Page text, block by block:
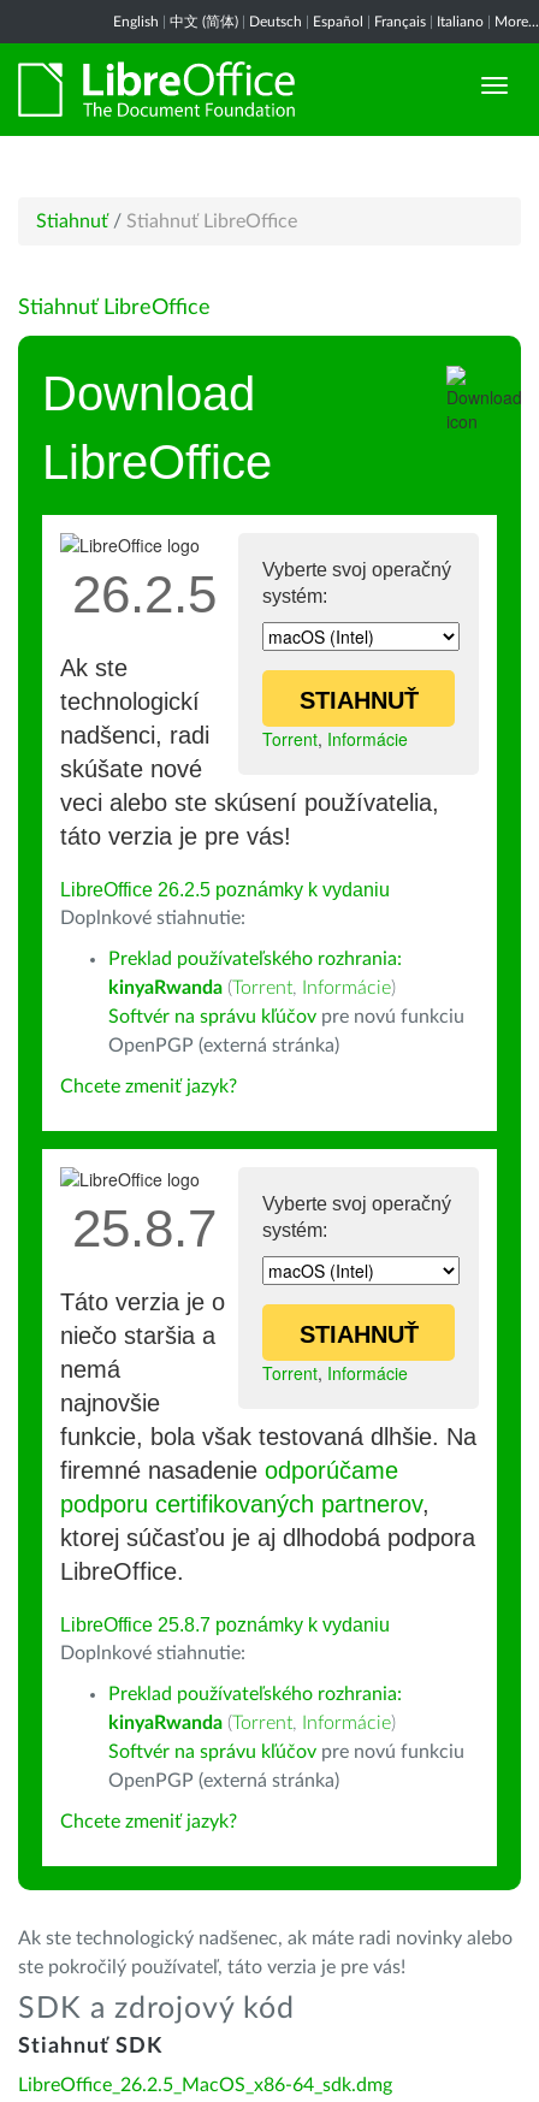
English 中文 (简体) Deutsch Español Français Italiano More...
Stiahnuť / Stiahnuť LibreOffice
Stiahnuť LibreOffice
Download
LibreOffice
Vyberte svoj operačný
systém:
STIAHNUŤ
Torrent, Informácie
26.2.5
Ak ste
technologickí
nadšenci, radi
skúšate nové
veci alebo ste skúsení používatelia,
táto verzia je pre vás!
LibreOffice 26.2.5 poznámky k vydaniu
Doplnkové stiahnutie:
Preklad používateľského rozhrania:
kinyaRwanda (Torrent, Informácie)
Softvér na správu kľúčov pre novú funkciu
OpenPGP (externá stránka)
Chcete zmeniť jazyk?
Vyberte svoj operačný
systém:
STIAHNUŤ
Torrent, Informácie
25.8.7
Táto verzia je o
niečo staršia a
nemá
najnovšie
funkcie, bola však testovaná dlhšie. Na
firemné nasadenie odporúčame
podporu certifikovaných partnerov,
ktorej súčasťou je aj dlhodobá podpora
LibreOffice.
LibreOffice 25.8.7 poznámky k vydaniu
Doplnkové stiahnutie:
Preklad používateľského rozhrania:
kinyaRwanda (Torrent, Informácie)
Softvér na správu kľúčov pre novú funkciu
OpenPGP (externá stránka)
Chcete zmeniť jazyk?
Ak ste technologický nadšenec, ak máte radi novinky alebo
ste pokročilý používateľ, táto verzia je pre vás!
SDK a zdrojový kód
Stiahnuť SDK
LibreOffice_26.2.5_MacOS_x86-64_sdk.dmg